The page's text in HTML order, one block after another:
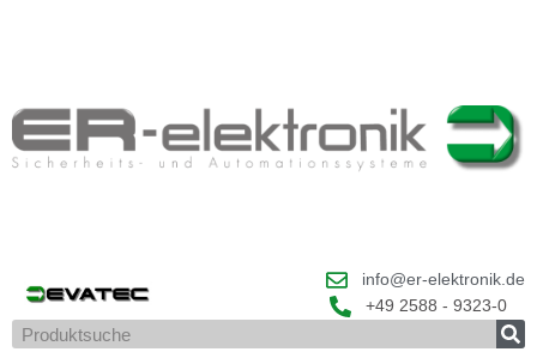
info@er-elektronik.de
+49 2588 - 9323-0
Suche